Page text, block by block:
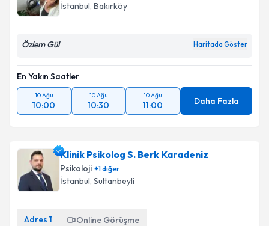
İstanbul, Bakırköy
Özlem Gül Haritada Göster
En Yakın Saatler
10 Ağu
10:00
10 Ağu
10:30
10 Ağu
11:00 Daha Fazla
Klinik Psikolog S. Berk Karadeniz
Psikoloji +1diğer
İstanbul, Sultanbeyli
Adres 1 Online Görüşme